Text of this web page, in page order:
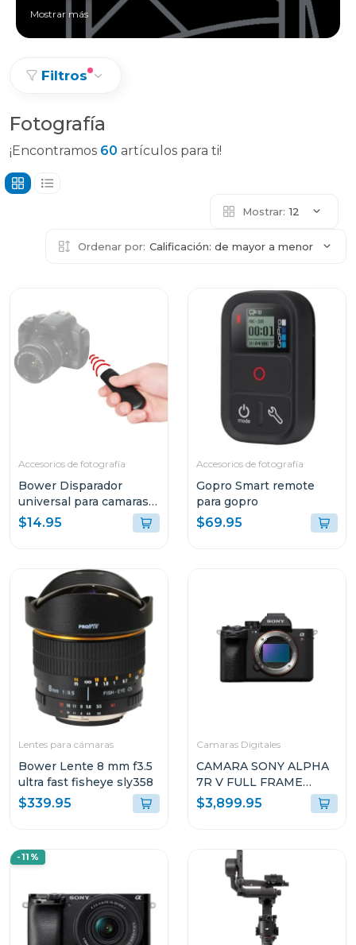
Mostrar más
Filtros
Fotografía
¡Encontramos 60 artículos para ti!
Mostrar: 12
Ordenar por: Calificación: de mayor a menor
Accesorios de fotografía
Bower Disparador
universal para camaras
dSLR
$14.95
Accesorios de fotografía
Gopro Smart remote
para gopro
$69.95
Lentes para cámaras
Bower Lente 8 mm f3.5
ultra fast fisheye sly358
$339.95
Camaras Digitales
CAMARA SONY ALPHA
7R V FULL FRAME
MIRRORLESS DE
LENTE
$3,899.95
-11%